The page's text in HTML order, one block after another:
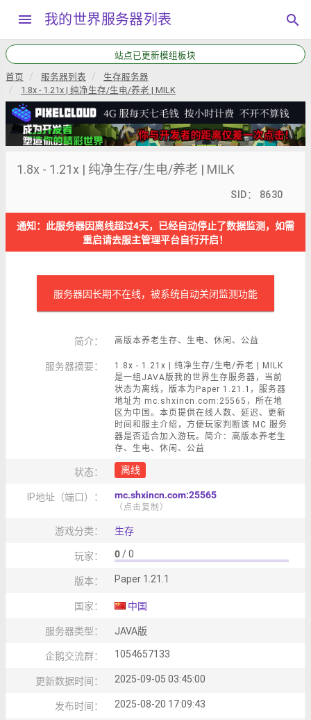
menu 我的世界服务器列表 search
站点已更新模组板块
首页 服务器列表
生存服务器
1.8x - 1.21x | 纯净生存/生电/养老 | MILK
1.8x - 1.21x | 纯净生存/生电/养老 | MILK
SID： 8630
通知：此服务器因离线超过4天，已经自动停止了数据监测，如需
重启请去服主管理平台自行开启！
服务器因长期不在线，被系统自动关闭监测功能
简介： 高版本养老生存、生电、休闲、公益
服务器摘要：
1.8x - 1.21x | 纯净生存/生电/养老 | MILK
是一组JAVA版我的世界生存服务器，当前
状态为离线，版本为Paper 1.21.1，服务器
地址为 mc.shxincn.com:25565，所在地
区为中国。本页提供在线人数、延迟、更新
时间和服主介绍，方便玩家判断该 MC 服务
器是否适合加入游玩。简介：高版本养老生
存、生电、休闲、公益
状态： 离线
IP地址（端口）： mc.shxincn.com:25565
（点击复制）
游戏分类： 生存
玩家： 0/ 0
版本： Paper 1.21.1
国家： 中国
服务器类型： JAVA版
企鹅交流群： 1054657133
更新数据时间： 2025-09-05 03:45:00
发布时间： 2025-08-20 17:09:43